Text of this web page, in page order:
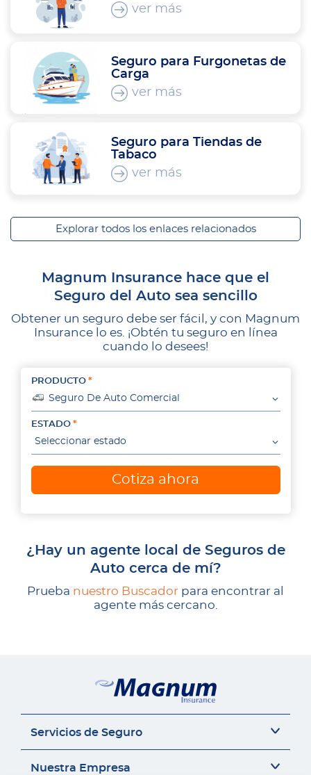
ver más
Seguro para Furgonetas de
Carga
ver más
Seguro para Tiendas de
Tabaco
ver más
Explorar todos los enlaces relacionados
Magnum Insurance hace que el
Seguro del Auto sea sencillo
Obtener un seguro debe ser fácil, y con Magnum
Insurance lo es. ¡Obtén tu seguro en línea
cuando lo desees!
PRODUCTO
Seguro De Auto Comercial
ESTADO
Seleccionar estado
Cotiza ahora
¿Hay un agente local de Seguros de
Auto cerca de mí?
Prueba nuestro Buscador para encontrar al
agente más cercano.
Servicios de Seguro
Nuestra Empresa